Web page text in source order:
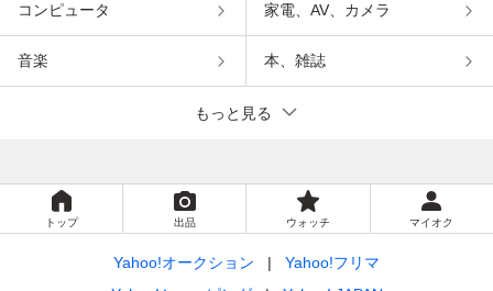
コンピュータ 家電、AV、カメラ
音楽 本、雑誌
もっと見る
トップ 出品 ウォッチ マイオク
Yahoo!オークション
Yahoo!フリマ